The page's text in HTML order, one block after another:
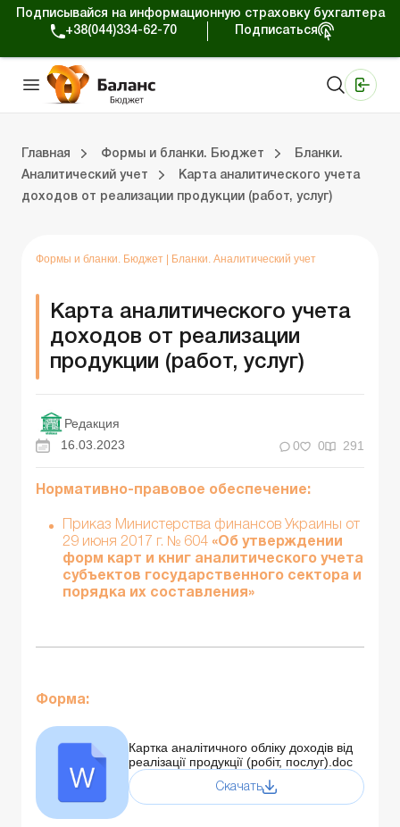
Подписывайся на информационную страховку бухгалтера
+38(044)334-62-70
Подписаться
Главная Формы и бланки. Бюджет
Бланки.
Аналитический учет
Карта аналитического учета
доходов от реализации продукции (работ, услуг)
Формы и бланки. Бюджет Бланки. Аналитический учет
Карта аналитического учета
доходов от реализации
продукции (работ, услуг)
Редакция
16.03.2023
0 0 291
Нормативно-правовое обеспечение:
Приказ Министерства финансов Украины от
29 июня 2017 г. № 604 «Об утверждении
форм карт и книг аналитического учета
субъектов государственного сектора и
порядка их составления»
Форма:
Картка аналітичного обліку доходів від
реалізації продукції (робіт, послуг).doc
Скачать